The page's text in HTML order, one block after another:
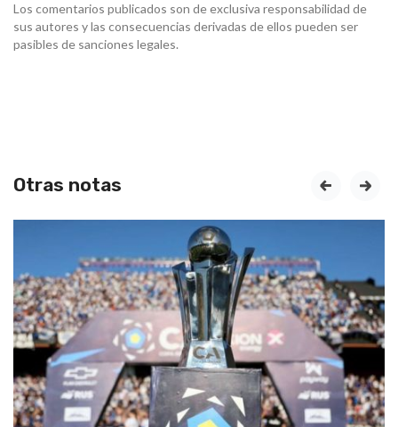
Los comentarios publicados son de exclusiva responsabilidad de
sus autores y las consecuencias derivadas de ellos pueden ser
pasibles de sanciones legales.
Otras notas prev next